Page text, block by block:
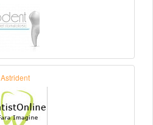
Astrident